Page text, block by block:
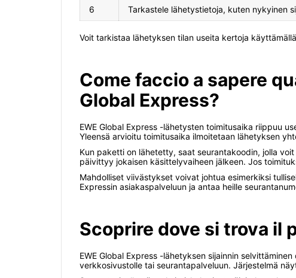
6 Tarkastele lähetystietoja, kuten nykyinen
Voit tarkistaa lähetyksen tilan useita kertoja
Come faccio a sapere
Global Express?
EWE Global Express -lähetysten toimitusaika riippuu
Yleensä arvioitu toimitusaika ilmoitetaan lähetyksen
Kun paketti on lähetetty, saat seurantakoodin, jolla
päivittyy jokaisen käsittelyvaiheen jälkeen. Jos
Mahdolliset viivästykset voivat johtua esimerkiksi
Expressin asiakaspalveluun ja antaa heille
Scoprire dove si trova il
EWE Global Express -lähetyksen sijainnin
verkkosivustolle tai seurantapalveluun. Järjestelmä